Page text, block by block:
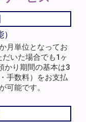
月単位となってお
いた場合でも1ヶ
かり期間の基本は3
手数料）をお支払
可能です。